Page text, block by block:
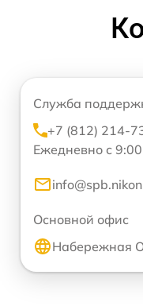
Служба
+7 (812) 214-
Ежедневно с
Основной офис
Набережная